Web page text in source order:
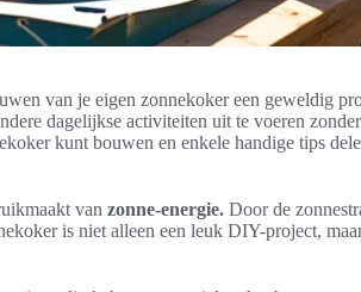
van je eigen zonnekoker een geweldig
dagelijkse activiteiten uit te voeren
kunt bouwen en enkele handige tips
van zonne-energie. Door de
is niet alleen een leuk DIY-project,